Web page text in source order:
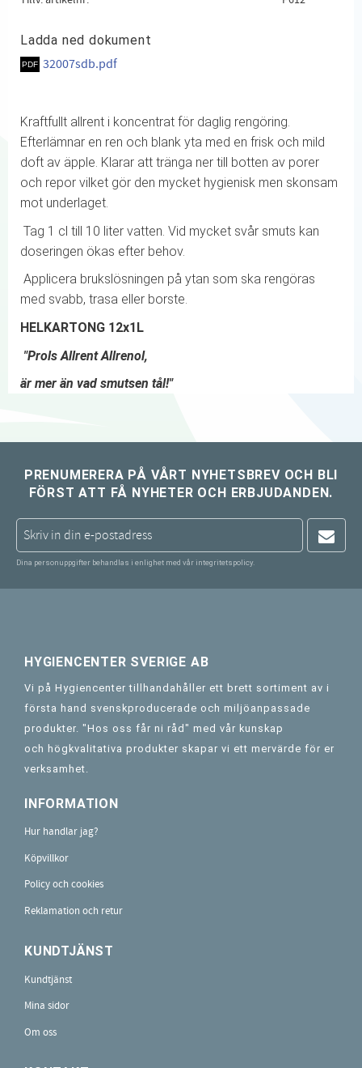
Ladda ned dokument
32007sdb.pdf
Kraftfullt allrent i koncentrat för daglig rengöring.
Efterlämnar en ren och blank yta med en frisk och mild
doft av äpple. Klarar att tränga ner till botten av porer
och repor vilket gör den mycket hygienisk men skonsam
mot underlaget.
Tag 1 cl till 10 liter vatten. Vid mycket svår smuts kan
doseringen ökas efter behov.
Applicera brukslösningen på ytan som ska rengöras
med svabb, trasa eller borste.
HELKARTONG 12x1L
"Prols Allrent Allrenol,
är mer än vad smutsen tål!"
PRENUMERERA PÅ VÅRT NYHETSBREV OCH BLI
FÖRST ATT FÅ NYHETER OCH ERBJUDANDEN.
Dina personuppgifter behandlas i enlighet med vår integritetspolicy.
HYGIENCENTER SVERIGE AB
Vi på Hygiencenter tillhandahåller ett brett sortiment av i
första hand svenskproducerade och miljöanpassade
produkter. "Hos oss får ni råd" med vår kunskap
och högkvalitativa produkter skapar vi ett mervärde för er
verksamhet.
INFORMATION
Hur handlar jag?
Köpvillkor
Policy och cookies
Reklamation och retur
KUNDTJÄNST
Kundtjänst
Mina sidor
Om oss